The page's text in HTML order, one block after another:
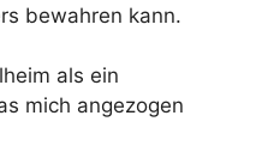
bewahren kann.
als ein
mich angezogen